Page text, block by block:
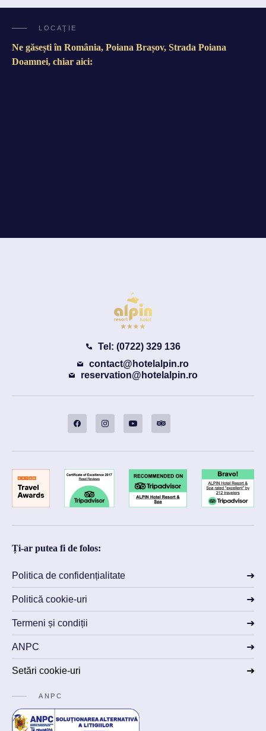
LOCAȚIE
Ne găsești în România, Poiana Brașov, Strada Poiana
Doamnei, chiar aici:
Tel: (0722) 329 136
contact@hotelalpin.ro
reservation@hotelalpin.ro
Ți-ar putea fi de folos:
Politica de confidențialitate
Politică cookie-uri
Termeni și condiții
ANPC
Setări cookie-uri
ANPC